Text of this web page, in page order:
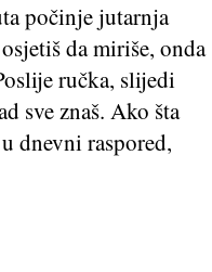
počinje jutarnja
da miriše, onda
ručka, slijedi
sve znaš. Ako šta
dnevni raspored,